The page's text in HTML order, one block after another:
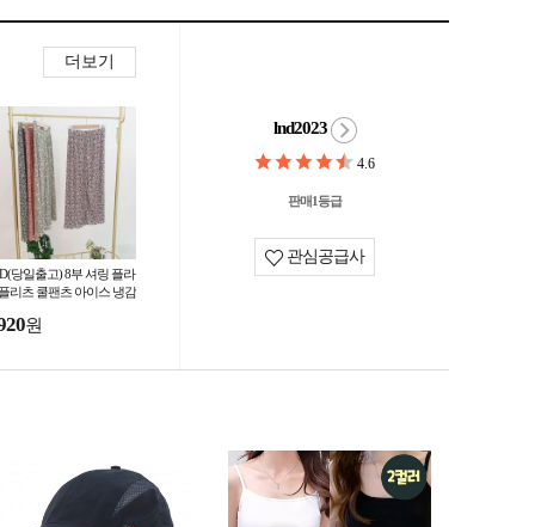
더보기
당일출고) 8부 셔링 플라
리츠 쿨팬츠 아이스 냉감
레트로
원
lnd2023
4.6
판매1등급
관심공급사